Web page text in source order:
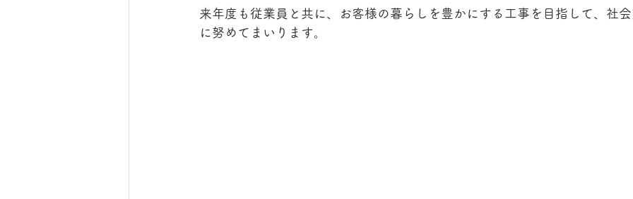
来年度も従業員と共に、お客様の暮らしを豊かにする工事を目指して、社
に努めてまいります。